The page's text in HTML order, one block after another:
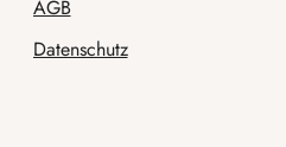
AGB
Datenschutz